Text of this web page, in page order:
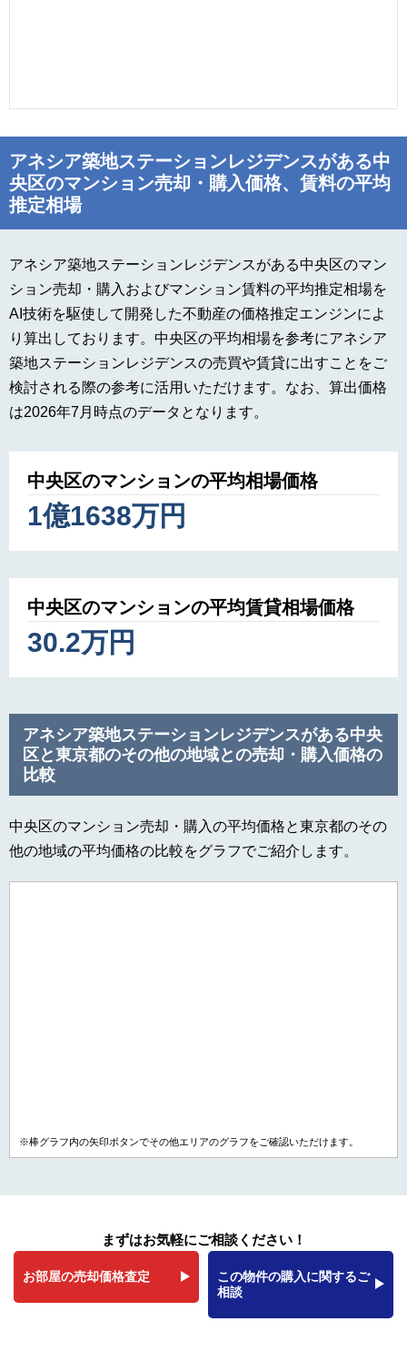
アネシア築地ステーションレジデンスがある中
央区のマンション売却・購入価格、賃料の平均
推定相場
アネシア築地ステーションレジデンスがある中央区のマン
ション売却・購入およびマンション賃料の平均推定相場を
AI技術を駆使して開発した不動産の価格推定エンジンによ
り算出しております。中央区の平均相場を参考にアネシア
築地ステーションレジデンスの売買や賃貸に出すことをご
検討される際の参考に活用いただけます。なお、算出価格
は2026年7月時点のデータとなります。
中央区のマンションの平均相場価格
1億1638万円
中央区のマンションの平均賃貸相場価格
30.2万円
アネシア築地ステーションレジデンスがある中央
区と東京都のその他の地域との売却・購入価格の
比較
中央区のマンション売却・購入の平均価格と東京都のその
他の地域の平均価格の比較をグラフでご紹介します。
※棒グラフ内の矢印ボタンでその他エリアのグラフをご確認いただけます。
まずはお気軽にご相談ください！
お部屋の売却価格査定
この物件の購入に関するご
相談